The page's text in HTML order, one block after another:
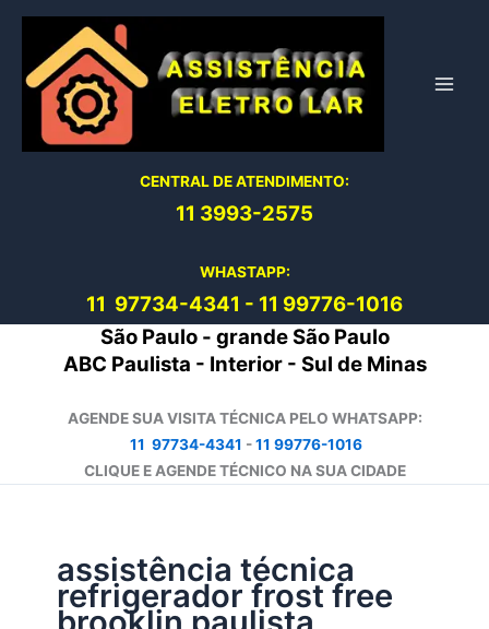
conteúdo
CENTRAL DE ATENDIMENTO:
11 3993-2575
WHASTAPP:
11 97734-4341 - 11 99776-1016
São Paulo - grande São Paulo
ABC Paulista - Interior - Sul de Minas
AGENDE SUA VISITA TÉCNICA PELO WHATSAPP:
11 97734-4341 -11 99776-1016
CLIQUE E AGENDE TÉCNICO NA SUA CIDADE
assistência técnica
refrigerador frost free